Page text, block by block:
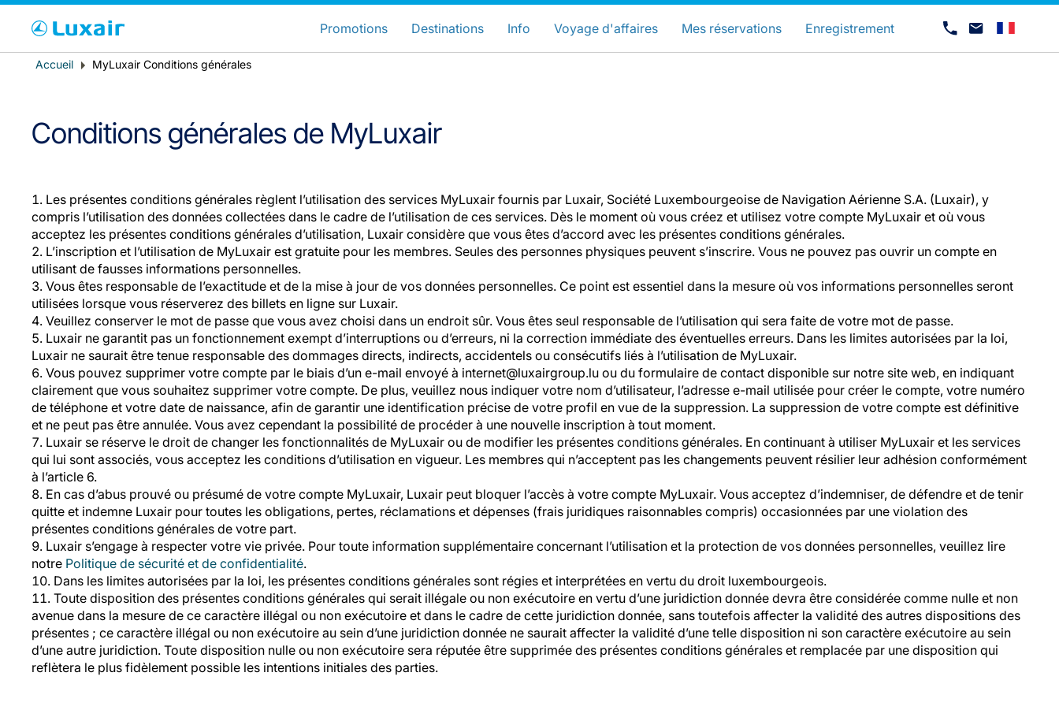
LuxairGroup Sites
LuxairTours
Choisissez votre pays et langue préférés
Pays de résidence
Promotions Destinations Info Voyage d'affaires Mes réservations Enregistrement
Fil
Accueil MyLuxair Conditions générales
Conditions générales de MyLuxair
Les présentes conditions générales règlent l’utilisation des services MyLuxair fournis par Luxair, Société Luxembourgeoise de Navigation Aérienne S.A. (Luxair), y
compris l’utilisation des données collectées dans le cadre de l’utilisation de ces services. Dès le moment où vous créez et utilisez votre compte MyLuxair et où vous
acceptez les présentes conditions générales d’utilisation, Luxair considère que vous êtes d’accord avec les présentes conditions générales.
L’inscription et l’utilisation de MyLuxair est gratuite pour les membres. Seules des personnes physiques peuvent s’inscrire. Vous ne pouvez pas ouvrir un compte en
utilisant de fausses informations personnelles.
Vous êtes responsable de l’exactitude et de la mise à jour de vos données personnelles. Ce point est essentiel dans la mesure où vos informations personnelles seront
utilisées lorsque vous réserverez des billets en ligne sur Luxair.
Veuillez conserver le mot de passe que vous avez choisi dans un endroit sûr. Vous êtes seul responsable de l’utilisation qui sera faite de votre mot de passe.
Luxair ne garantit pas un fonctionnement exempt d’interruptions ou d’erreurs, ni la correction immédiate des éventuelles erreurs. Dans les limites autorisées par la loi,
Luxair ne saurait être tenue responsable des dommages directs, indirects, accidentels ou consécutifs liés à l’utilisation de MyLuxair.
Vous pouvez supprimer votre compte par le biais d’un e-mail envoyé à internet@luxairgroup.lu ou du formulaire de contact disponible sur notre site web, en indiquant
clairement que vous souhaitez supprimer votre compte. De plus, veuillez nous indiquer votre nom d’utilisateur, l’adresse e-mail utilisée pour créer le compte, votre numéro
de téléphone et votre date de naissance, afin de garantir une identification précise de votre profil en vue de la suppression. La suppression de votre compte est définitive
et ne peut pas être annulée. Vous avez cependant la possibilité de procéder à une nouvelle inscription à tout moment.
Luxair se réserve le droit de changer les fonctionnalités de MyLuxair ou de modifier les présentes conditions générales. En continuant à utiliser MyLuxair et les services
qui lui sont associés, vous acceptez les conditions d’utilisation en vigueur. Les membres qui n’acceptent pas les changements peuvent résilier leur adhésion conformément
à l’article 6.
En cas d’abus prouvé ou présumé de votre compte MyLuxair, Luxair peut bloquer l’accès à votre compte MyLuxair. Vous acceptez d’indemniser, de défendre et de tenir
quitte et indemne Luxair pour toutes les obligations, pertes, réclamations et dépenses (frais juridiques raisonnables compris) occasionnées par une violation des
présentes conditions générales de votre part.
Luxair s’engage à respecter votre vie privée. Pour toute information supplémentaire concernant l’utilisation et la protection de vos données personnelles, veuillez lire
notre Politique de sécurité et de confidentialité.
Dans les limites autorisées par la loi, les présentes conditions générales sont régies et interprétées en vertu du droit luxembourgeois.
Toute disposition des présentes conditions générales qui serait illégale ou non exécutoire en vertu d’une juridiction donnée devra être considérée comme nulle et non
avenue dans la mesure de ce caractère illégal ou non exécutoire et dans le cadre de cette juridiction donnée, sans toutefois affecter la validité des autres dispositions des
présentes ; ce caractère illégal ou non exécutoire au sein d’une juridiction donnée ne saurait affecter la validité d’une telle disposition ni son caractère exécutoire au sein
d’une autre juridiction. Toute disposition nulle ou non exécutoire sera réputée être supprimée des présentes conditions générales et remplacée par une disposition qui
reflètera le plus fidèlement possible les intentions initiales des parties.